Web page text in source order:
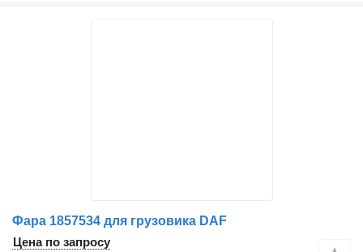
Фара 1857534 для грузовика DAF
Цена по запросу